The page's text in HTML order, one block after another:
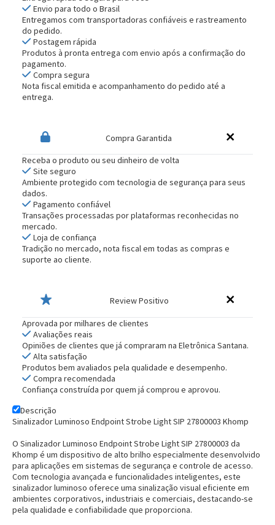
Envio para todo o Brasil
Entregamos com transportadoras confiáveis e rastreamento
do pedido.
Postagem rápida
Produtos à pronta entrega com envio após a confirmação do
pagamento.
Compra segura
Nota fiscal emitida e acompanhamento do pedido até a
entrega.
Compra Garantida
Receba o produto ou seu dinheiro de volta
Site seguro
Ambiente protegido com tecnologia de segurança para seus
dados.
Pagamento confiável
Transações processadas por plataformas reconhecidas no
mercado.
Loja de confiança
Tradição no mercado, nota fiscal em todas as compras e
suporte ao cliente.
Review Positivo
Aprovada por milhares de clientes
Avaliações reais
Opiniões de clientes que já compraram na Eletrônica Santana.
Alta satisfação
Produtos bem avaliados pela qualidade e desempenho.
Compra recomendada
Confiança construída por quem já comprou e aprovou.
Descrição
Sinalizador Luminoso Endpoint Strobe Light SIP 27800003 Khomp
O Sinalizador Luminoso Endpoint Strobe Light SIP 27800003 da
Khomp é um dispositivo de alto brilho especialmente desenvolvido
para aplicações em sistemas de segurança e controle de acesso.
Com tecnologia avançada e funcionalidades inteligentes, este
sinalizador luminoso oferece uma sinalização visual eficiente em
ambientes corporativos, industriais e comerciais, destacando-se
pela qualidade e confiabilidade que proporciona.